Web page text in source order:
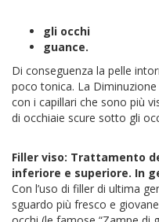
gli occhi
guance.
Di conseguenza la pelle
poco tonica. La Diminuzione
con i capillari che sono più
di occhiaie scure sotto gli
Filler viso: Trattamento
inferiore e superiore. In
Con l’uso di filler di ultima
sguardo più fresco e